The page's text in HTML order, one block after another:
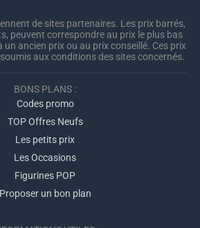
de sites partenaires. Les prix barrés,
peuvent correspondre au prix le plus bas
un ancien prix ou au prix conseillé. Ces prix
aux conditions des sites concernés.
BONS PLANS :
Codes promo
TOP Offres Neufs
Les petits prix
Les Occasions
Figurines POP
Proposer un bon plan